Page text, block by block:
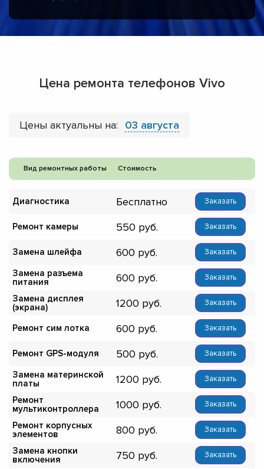
Цена ремонта телефонов Vivo
Цены актуальны на: 03 августа
Вид ремонтных работы Стоимость
Диагностика Бесплатно Заказать
Ремонт камеры 550 Заказать
Замена шлейфа 600 Заказать
Замена разъема
питания
600 Заказать
Замена дисплея
(экрана)
1200 Заказать
Ремонт сим лотка 600 Заказать
Ремонт GPS-модуля 500 Заказать
Замена материнской
платы
1200 Заказать
Ремонт
мультиконтроллера
1000 Заказать
Ремонт корпусных
элементов
800 Заказать
Замена кнопки
включения
750 Заказать